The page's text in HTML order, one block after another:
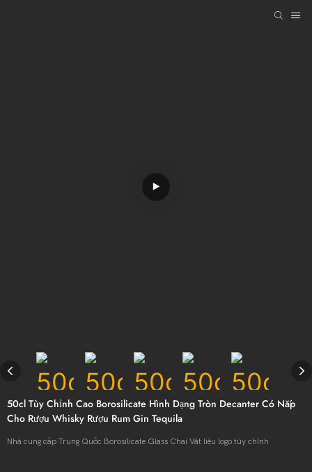
50cl Tùy Chỉnh Cao Borosilicate Hình Dạng Tròn Decanter Có Nắp
Cho Rượu Whisky Rượu Rum Gin Tequila
Nhà cung cấp Trung Quốc Borosilicate Glass Chai Vật liệu logo tùy chỉnh